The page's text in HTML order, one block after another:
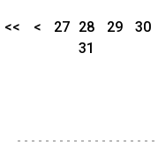
<< < 27 28 29
30
31